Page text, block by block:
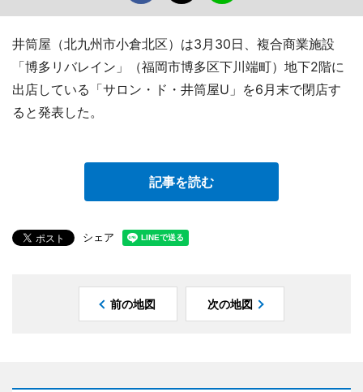
井筒屋（北九州市小倉北区）は3月30日、複合商業施設
「博多リバレイン」（福岡市博多区下川端町）地下2階に
出店している「サロン・ド・井筒屋U」を6月末で閉店す
ると発表した。
記事を読む
シェア
前の地図 次の地図